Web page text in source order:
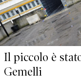
Il piccolo è
Gemelli